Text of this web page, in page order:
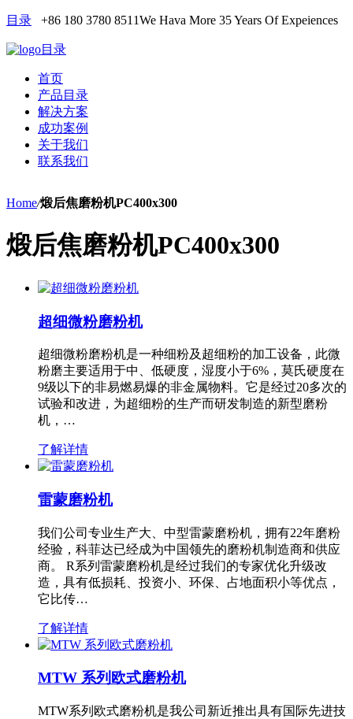
目录 +86 180 3780 8511We Hava More 35 Years Of Expeiences
目录
首页
产品目录
解决方案
成功案例
关于我们
联系我们
Home/煅后焦磨粉机PC400x300
煅后焦磨粉机PC400x300
超细微粉磨粉机
超细微粉磨粉机是一种细粉及超细粉的加工设备，此微
粉磨主要适用于中、低硬度，湿度小于6%，莫氏硬度在
9级以下的非易燃易爆的非金属物料。它是经过20多次的
试验和改进，为超细粉的生产而研发制造的新型磨粉
机，…
了解详情
雷蒙磨粉机
我们公司专业生产大、中型雷蒙磨粉机，拥有22年磨粉
经验，科菲达已经成为中国领先的磨粉机制造商和供应
商。 R系列雷蒙磨粉机是经过我们的专家优化升级改
造，具有低损耗、投资小、环保、占地面积小等优点，
它比传…
了解详情
MTW 系列欧式磨粉机
MTW系列欧式磨粉机是我公司新近推出具有国际先进技